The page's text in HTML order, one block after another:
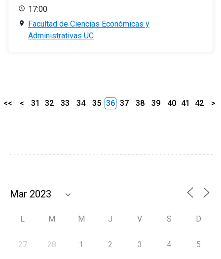
17:00
Facultad de Ciencias Económicas y
Administrativas UC
<< < 31 32 33 34 35 36 37 38 39 40 41 42 >
L M M J V S D
27 28 1 2 3 4 5